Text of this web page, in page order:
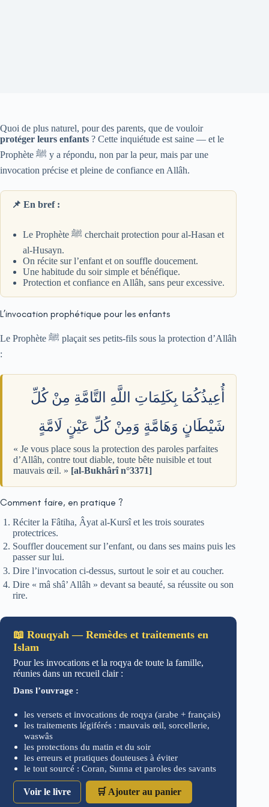
Quoi de plus naturel, pour des parents, que de vouloir
protéger leurs enfants ? Cette inquiétude est saine — et le
Prophète ﷺ y a répondu, non par la peur, mais par une
invocation précise et pleine de confiance en Allâh.
📌 En bref :
Le Prophète ﷺ cherchait protection pour al-Hasan et
al-Husayn.
On récite sur l’enfant et on souffle doucement.
Une habitude du soir simple et bénéfique.
Protection et confiance en Allâh, sans peur excessive.
L’invocation prophétique pour les enfants
Le Prophète ﷺ plaçait ses petits-fils sous la protection d’Allâh
:
أُعِيذُكُمَا بِكَلِمَاتِ اللَّهِ التَّامَّةِ مِنْ كُلِّ
شَيْطَانٍ وَهَامَّةٍ وَمِنْ كُلِّ عَيْنٍ لَامَّةٍ
« Je vous place sous la protection des paroles parfaites
d’Allâh, contre tout diable, toute bête nuisible et tout
mauvais œil. » [al-Bukhârî n°3371]
Comment faire, en pratique ?
Réciter la Fâtiha, Âyat al-Kursî et les trois sourates
protectrices.
Souffler doucement sur l’enfant, ou dans ses mains puis les
passer sur lui.
Dire l’invocation ci-dessus, surtout le soir et au coucher.
Dire « mâ shâ’ Allâh » devant sa beauté, sa réussite ou son
rire.
📖 Rouqyah — Remèdes et traitements en
Islam
Pour les invocations et la roqya de toute la famille,
réunies dans un recueil clair :
Dans l’ouvrage :
les versets et invocations de roqya (arabe + français)
les traitements légiférés : mauvais œil, sorcellerie,
waswâs
les protections du matin et du soir
les erreurs et pratiques douteuses à éviter
le tout sourcé : Coran, Sunna et paroles des savants
Voir le livre 🛒 Ajouter au panier